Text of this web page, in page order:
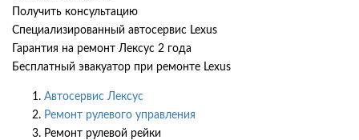
Получить консультацию
Специализированный автосервис Lexus
Гарантия на ремонт Лексус 2 года
Бесплатный эвакуатор при ремонте Lexus
Автосервис Лексус
Ремонт рулевого управления
Ремонт рулевой рейки